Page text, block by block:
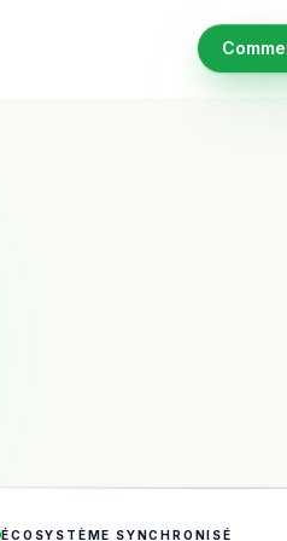
ÉCOSYSTÈME SYNCHRONISÉ